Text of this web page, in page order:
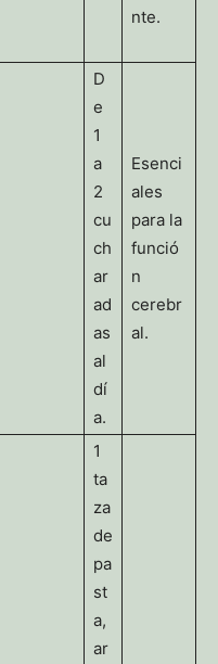
nte.
D
e
1
a
2
cu
ch
ar
ad
as
al
dí
a.
Esenci
ales
para la
funció
n
cerebr
al.
1
ta
za
de
pa
st
a,
ar